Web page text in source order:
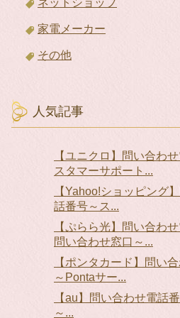
ネットショップ
家電メーカー
その他
人気記事
【ユニクロ】問い合わ
スタマーサポート...
【Yahoo!ショッピング
話番号～ス...
【ぷらら光】問い合わ
問い合わせ窓口～...
【ポンタカード】問い
～Pontaサー...
【au】問い合わせ電話
～...